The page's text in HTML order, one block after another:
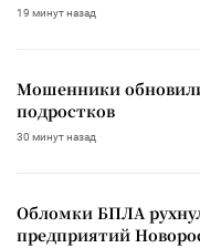
19 минут назад
Мошенники
подростков
30 минут назад
Обломки БПЛА
предприятий